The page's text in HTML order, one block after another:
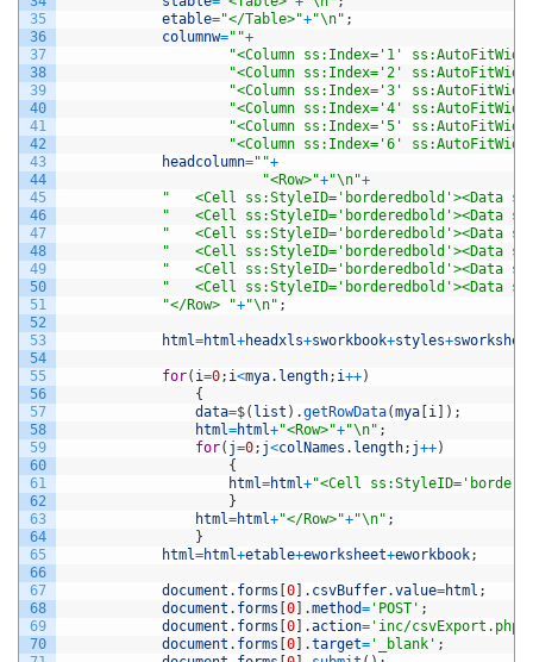
35
36
37
38
39
40
41
42
43
44
45
46
47
48
49
50
51
52
53
54
55
56
57
58
59
60
61
62
63
64
65
66
67
68
69
70
etable="</Table>"+"\n" ;
columnw=""+
"<Column ss:Index='1'
"<Column ss:Index='2'
"<Column ss:Index='3'
"<Column ss:Index='4'
"<Column ss:Index='5'
"<Column ss:Index='6'
headcolumn=""+
"<Row>"+"\n"+
"   <Cell ss:StyleID='borderedbold'><Data
"   <Cell ss:StyleID='borderedbold'><Data
"   <Cell ss:StyleID='borderedbold'><Data
"   <Cell ss:StyleID='borderedbold'><Data
"   <Cell ss:StyleID='borderedbold'><Data
"   <Cell ss:StyleID='borderedbold'><Data
"</Row> "+"\n" ;
html=html+headxls+sworkbook+styles+
for( i=0; i<mya. length; i++)
{
data=$( list ) .getRowData(mya [i ] ) ;
html=html+"<Row>"+"\n" ;
for( j=0; j<colNames . length; j++)
{
html=html+"<Cell
}
html=html+"</Row>"+"\n" ;
}
html=html+etable+eworksheet+eworkbook;
document . forms [0] . csvBuffer.value=html ;
document . forms [0] .method= 'POST' ;
document . forms [0] .action= 'inc/csvExport.php'
document . forms [0] .target= '_blank' ;